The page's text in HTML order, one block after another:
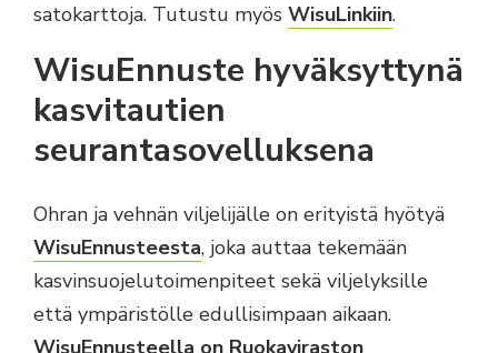
satokarttoja. Tutustu myös WisuLinkiin.
WisuEnnuste hyväksyttynä
kasvitautien
seurantasovelluksena
Ohran ja vehnän viljelijälle on erityistä hyötyä
WisuEnnusteesta, joka auttaa tekemään
kasvinsuojelutoimenpiteet sekä viljelyksille
että ympäristölle edullisimpaan aikaan.
WisuEnnusteella on Ruokaviraston